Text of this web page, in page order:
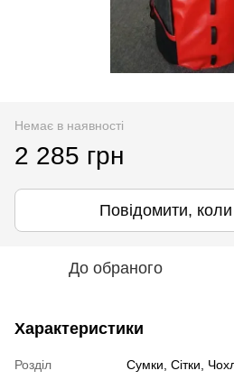
Немає в наявності
2 285 грн
Повідомити, коли
До обраного
Характеристики
Розділ
Сумки, Сітки,